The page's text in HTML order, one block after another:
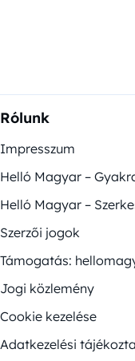
Rólunk
Impresszum
Helló Magyar –
Helló Magyar –
Szerzői jogok
Támogatás:
Jogi közlemény
Cookie kezelése
Adatkezelési